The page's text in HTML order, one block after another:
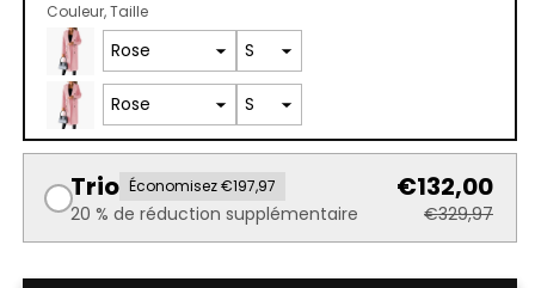
Couleur Taille
Trio Économisez €197,97
20 % de réduction supplémentaire
€132,00
€329,97